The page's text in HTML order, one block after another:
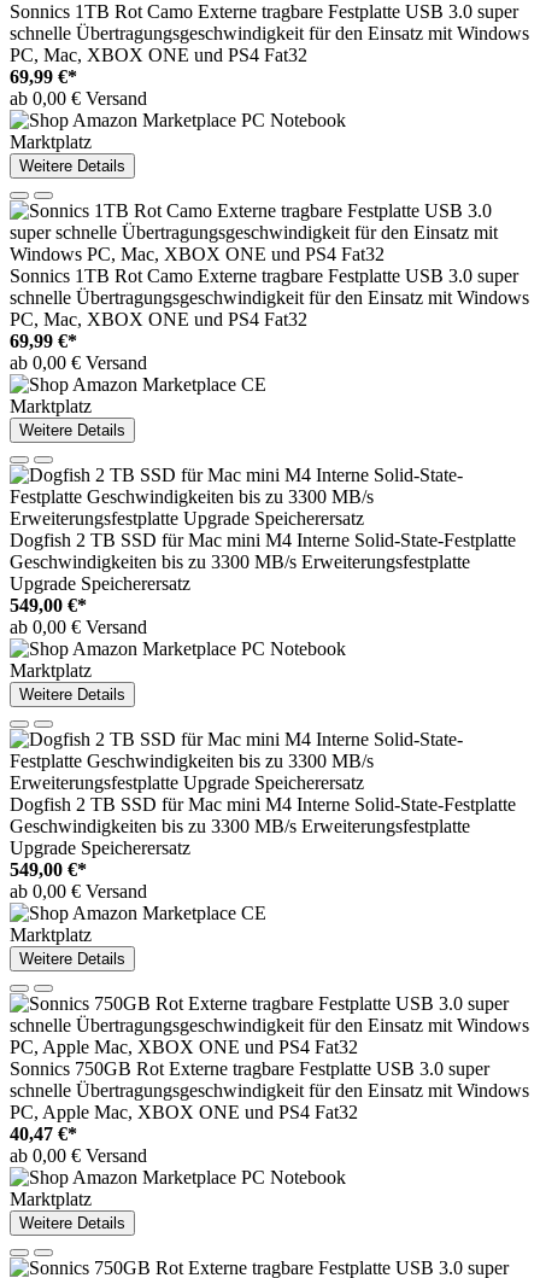
Sonnics 1TB Rot Camo Externe tragbare Festplatte USB 3.0 super
schnelle Übertragungsgeschwindigkeit für den Einsatz mit Windows
PC, Mac, XBOX ONE und PS4 Fat32
69,99 €*
ab 0,00 € Versand
Marktplatz
Weitere Details
Sonnics 1TB Rot Camo Externe tragbare Festplatte USB 3.0 super
schnelle Übertragungsgeschwindigkeit für den Einsatz mit Windows
PC, Mac, XBOX ONE und PS4 Fat32
69,99 €*
ab 0,00 € Versand
Marktplatz
Weitere Details
Dogfish 2 TB SSD für Mac mini M4 Interne Solid-State-Festplatte
Geschwindigkeiten bis zu 3300 MB/s Erweiterungsfestplatte
Upgrade Speicherersatz
549,00 €*
ab 0,00 € Versand
Marktplatz
Weitere Details
Dogfish 2 TB SSD für Mac mini M4 Interne Solid-State-Festplatte
Geschwindigkeiten bis zu 3300 MB/s Erweiterungsfestplatte
Upgrade Speicherersatz
549,00 €*
ab 0,00 € Versand
Marktplatz
Weitere Details
Sonnics 750GB Rot Externe tragbare Festplatte USB 3.0 super
schnelle Übertragungsgeschwindigkeit für den Einsatz mit Windows
PC, Apple Mac, XBOX ONE und PS4 Fat32
40,47 €*
ab 0,00 € Versand
Marktplatz
Weitere Details